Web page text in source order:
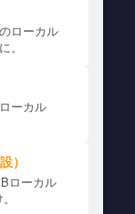
ローカル
。
ーカル
）
ローカル